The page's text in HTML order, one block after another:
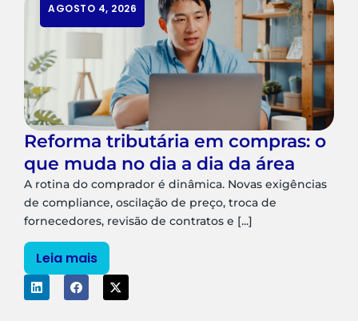
AGOSTO 4, 2026
Reforma tributária em compras: o
que muda no dia a dia da área
A rotina do comprador é dinâmica. Novas exigências
de compliance, oscilação de preço, troca de
fornecedores, revisão de contratos e [...]
Leia mais